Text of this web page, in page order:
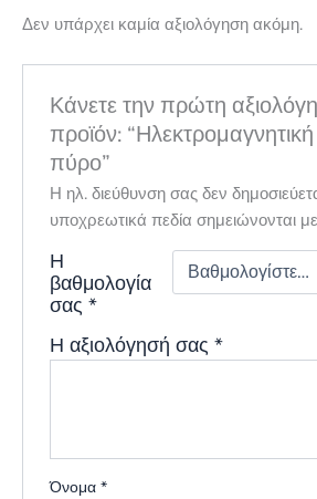
Δεν υπάρχει καμία αξιολόγηση ακόμη.
Κάνετε την πρώτη
προϊόν:
πύρο”
Η ηλ. διεύθυνση σας δεν
υποχρεωτικά πεδία σημειώνονται
Η
βαθμολογία
σας*
Η αξιολόγησή σας*
Όνομα*